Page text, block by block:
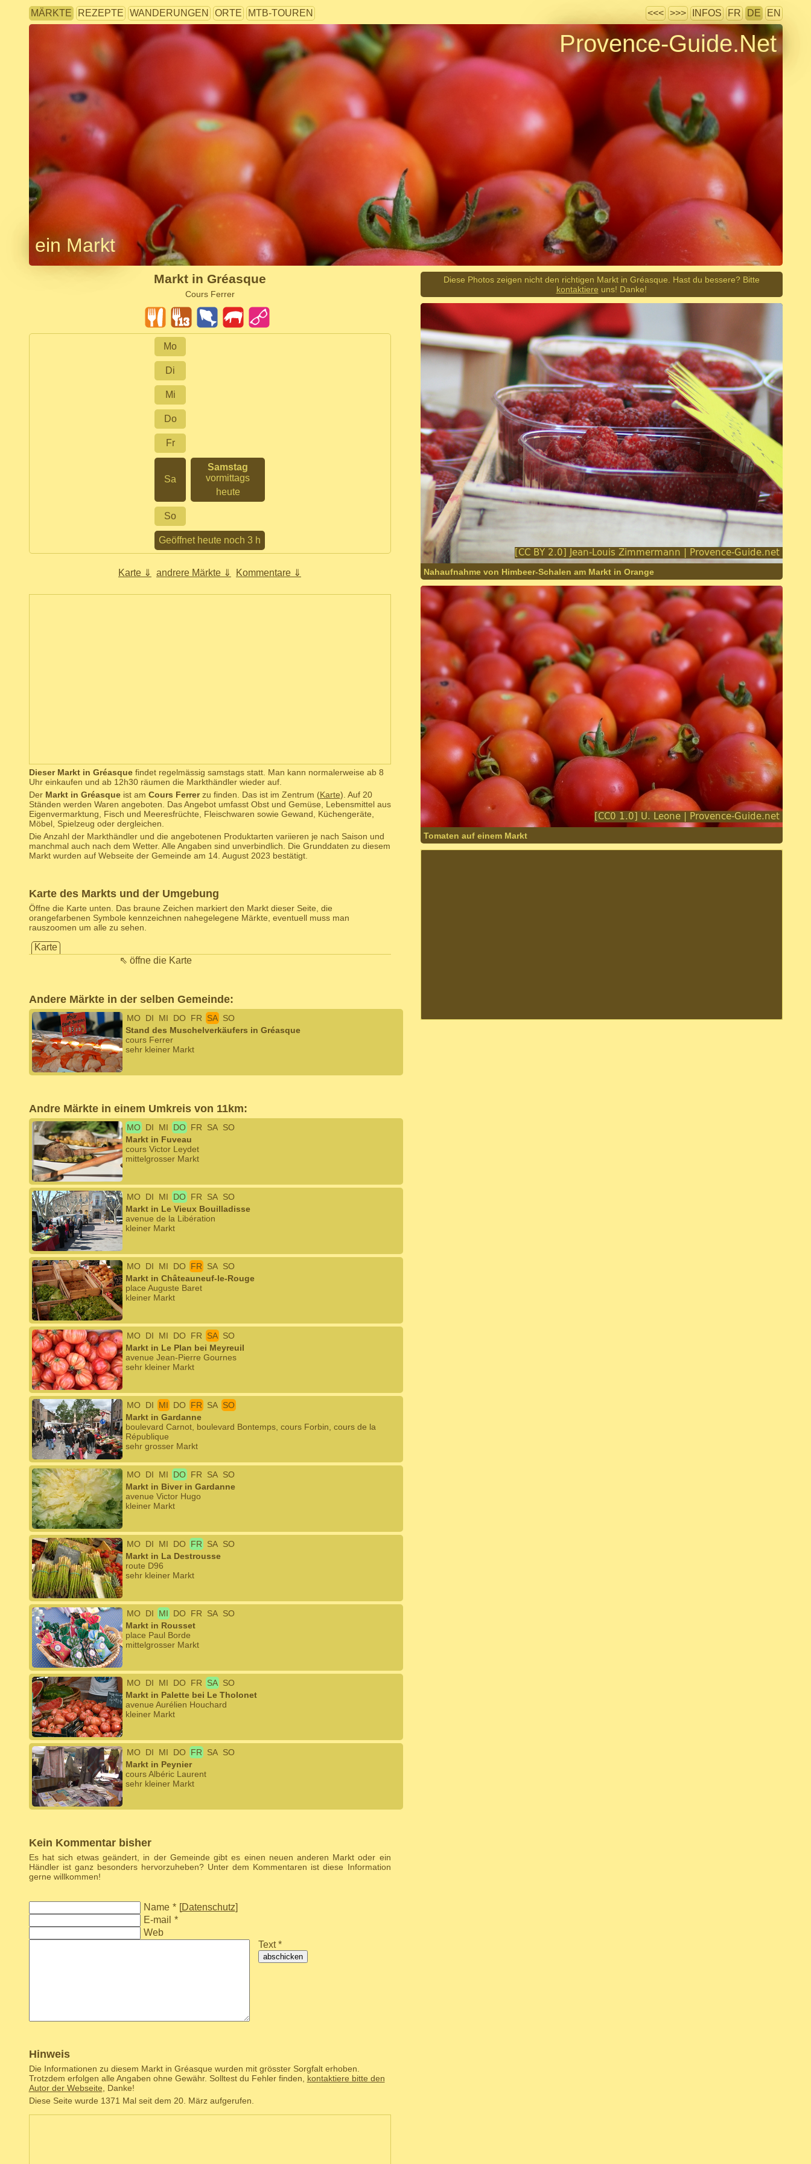
MÄRKTE REZEPTE WANDERUNGEN ORTE MTB-TOUREN <<< >>> INFOS FR DE EN
Provence-Guide.Net
ein Markt
Markt in Gréasque
Cours Ferrer
Mo
Di
Mi
Do
Fr
Sa
Samstag
vormittags
heute
So
Geöffnet heute noch 3 h
Karte ⇓ andrere Märkte ⇓ Kommentare ⇓
Dieser Markt in Gréasquefindet regelmässig samstags statt. Man kann normalerweise ab 8
Uhr einkaufen und ab 12h30 räumen die Markthändler wieder auf.
Der Markt in Gréasqueist am Cours Ferrerzu finden. Das ist im Zentrum (Karte). Auf 20
Ständen werden Waren angeboten. Das Angebot umfasst Obst und Gemüse, Lebensmittel aus
Eigenvermarktung, Fisch und Meeresfrüchte, Fleischwaren sowie Gewand, Küchengeräte,
Möbel, Spielzeug oder dergleichen.
Die Anzahl der Markthändler und die angebotenen Produktarten variieren je nach Saison und
manchmal auch nach dem Wetter. Alle Angaben sind unverbindlich. Die Grunddaten zu diesem
Markt wurden auf Webseite der Gemeinde am 14. August 2023 bestätigt.
Karte des Markts und der Umgebung
Öffne die Karte unten. Das braune Zeichen markiert den Markt dieser Seite, die
orangefarbenen Symbole kennzeichnen nahegelegene Märkte, eventuell muss man
rauszoomen um alle zu sehen.
Karte
⇖ öffne die Karte
Andere Märkte in der selben Gemeinde:
MO DI MI DO FR SA SO
Stand des Muschelverkäufers in Gréasque
cours Ferrer
sehr kleiner Markt
Andre Märkte in einem Umkreis von 11km:
MO DI MI DO FR SA SO
Markt in Fuveau
cours Victor Leydet
mittelgrosser Markt
MO DI MI DO FR SA SO
Markt in Le Vieux Bouilladisse
avenue de la Libération
kleiner Markt
MO DI MI DO FR SA SO
Markt in Châteauneuf-le-Rouge
place Auguste Baret
kleiner Markt
MO DI MI DO FR SA SO
Markt in Le Plan bei Meyreuil
avenue Jean-Pierre Gournes
sehr kleiner Markt
MO DI MI DO FR SA SO
Markt in Gardanne
boulevard Carnot, boulevard Bontemps, cours Forbin, cours de la
République
sehr grosser Markt
MO DI MI DO FR SA SO
Markt in Biver in Gardanne
avenue Victor Hugo
kleiner Markt
MO DI MI DO FR SA SO
Markt in La Destrousse
route D96
sehr kleiner Markt
MO DI MI DO FR SA SO
Markt in Rousset
place Paul Borde
mittelgrosser Markt
MO DI MI DO FR SA SO
Markt in Palette bei Le Tholonet
avenue Aurélien Houchard
kleiner Markt
MO DI MI DO FR SA SO
Markt in Peynier
cours Albéric Laurent
sehr kleiner Markt
Kein Kommentar bisher
Es hat sich etwas geändert, in der Gemeinde gibt es einen neuen anderen Markt oder ein
Händler ist ganz besonders hervorzuheben? Unter dem Kommentaren ist diese Information
gerne willkommen!
Name * [Datenschutz]
E-mail *
Web
Text *
abschicken
Hinweis
Die Informationen zu diesem Markt in Gréasque wurden mit grösster Sorgfalt erhoben.
Trotzdem erfolgen alle Angaben ohne Gewähr. Solltest du Fehler finden, kontaktiere bitte den
Autor der Webseite , Danke!
Diese Seite wurde 1371 Mal seit dem 20. März aufgerufen.
Diese Photos zeigen nicht den richtigen Markt in Gréasque. Hast du bessere? Bitte
kontaktiere uns! Danke!
Nahaufnahme von Himbeer-Schalen am Markt in Orange
Tomaten auf einem Markt